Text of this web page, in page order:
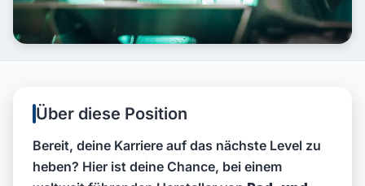
Über diese Position
Bereit, deine Karriere auf das nächste Level zu
heben? Hier ist deine Chance, bei einem